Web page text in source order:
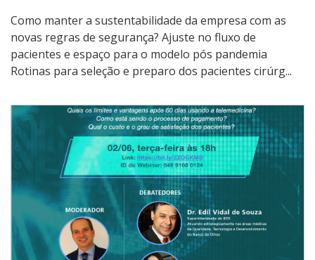
Como manter a sustentabilidade da empresa com as
novas regras de segurança? Ajuste no fluxo de
pacientes e espaço para o modelo pós pandemia
Rotinas para seleção e preparo dos pacientes cirúrg...